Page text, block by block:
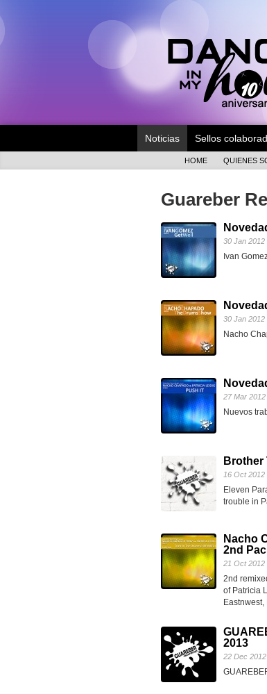
Noticias Sellos
HOME QUIENES
Guareber
30 Jan 2012
Ivan
30 Jan 2012
Nacho
27 Mar 2012
Nuevos
Brother
16 Oct 2012
Eleven
trouble in
Nacho
2nd
21 Oct 2012
2nd
of Patricia
2013
22 Dec